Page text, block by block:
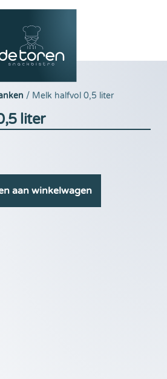
/ Melk halfvol 0,5 liter
liter
aan winkelwagen